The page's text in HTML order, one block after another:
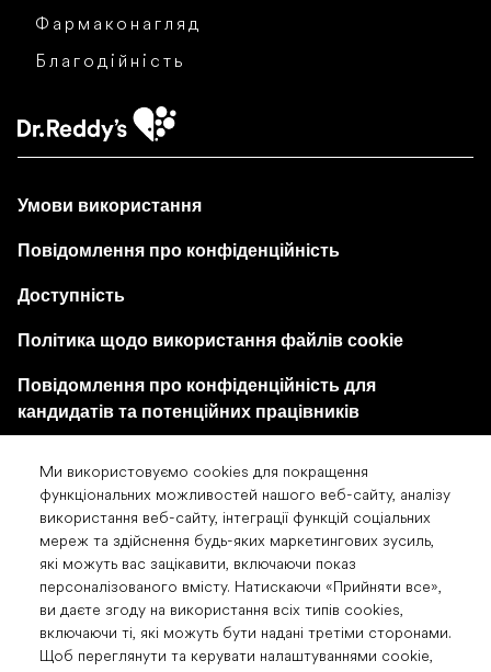
Ми використовуємо cookies для покращення
функціональних можливостей нашого веб-сайту, аналізу
використання веб-сайту, інтеграції функцій соціальних
мереж та здійснення будь-яких маркетингових зусиль,
які можуть вас зацікавити, включаючи показ
персоналізованого вмісту. Натискаючи «Прийняти все»,
ви даєте згоду на використання всіх типів cookies,
включаючи ті, які можуть бути надані третіми сторонами.
Щоб переглянути та керувати налаштуваннями cookie,
Фармаконагляд
Благодійність
Умови використання
Повідомлення про конфіденційність
Доступність
Політика щодо використання файлів cookie
Повідомлення про конфіденційність для
кандидатів та потенційних працівників
© 2026 «Др. Редді'с Лабораторіз Лтд». Усі права
захищені. Будь ласка, прочитайте Умови
використання для отримання детальної інформації.